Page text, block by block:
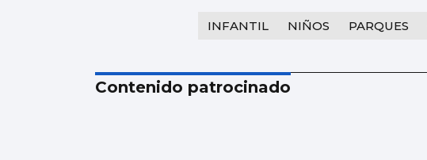
INFANTIL NIÑOS PARQUES
Contenido patrocinado